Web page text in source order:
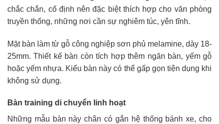
chắc chắn, cố định nên đặc biệt thích hợp cho văn phòng
truyền thống, những nơi cần sự nghiêm túc, yên tĩnh.
Mặt bàn làm từ gỗ công nghiệp sơn phủ melamine, dày 18-
25mm. Thiết kế bàn còn tích hợp thêm ngăn bàn, yếm gỗ
hoặc yếm nhựa. Kiểu bàn này có thể gấp gọn tiện dụng khi
không sử dụng.
Bàn training di chuyển linh hoạt
Những mẫu bàn này chân có gắn hệ thống bánh xe, cho